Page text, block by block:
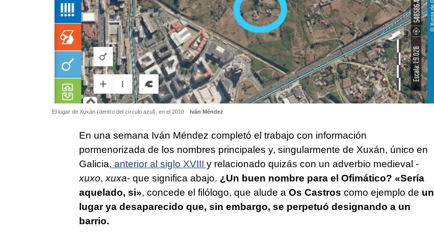
El lugar de Xuxán (dentro del círculo azul), en el 2010 Iván Méndez
En una semana Iván Méndez completó el trabajo con información
pormenorizada de los nombres principales y, singularmente de Xuxán, único en
Galicia, anterior al siglo XVIII y relacionado quizás con un adverbio medieval -
xuxo,xuxa- que significa abajo. ¿Un buen nombre para el Ofimático? «Sería
aquelado, si», concede el filólogo, que alude a Os Castros como ejemplo de un
lugar ya desaparecido que, sin embargo, se perpetuó designando a un
barrio.